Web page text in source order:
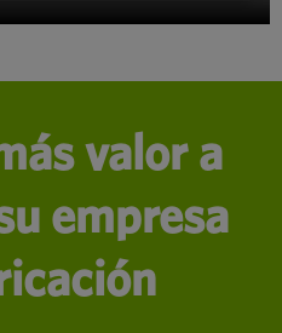
valor a
empresa